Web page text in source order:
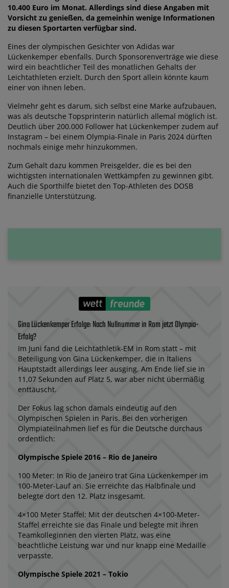
10.400 Euro im Monat. Allerdings sind diese Angaben mit
Vorsicht zu genießen, da gemeinhin wenige Informationen
zu diesen Sportarten verfügbar sind.
Eines der olympischen Gesichter von Adidas war
Lückenkemper ebenfalls. Durch Sponsorenverträge wie diese
wird ein beachtlicher Teil des monatlichen Gehalts der
Leichtathleten erzielt. Durch den Sport allein könnte kaum
einer von ihnen leben.
Vielmehr geht es darum, sich selbst eine Marke aufzubauen,
was als deutsche Topsprinterin natürlich allemal möglich ist.
Deutlich über 200.000 Follower hat Lückenkemper zudem auf
Instagram – bei einem Olympia-Finale in Paris 2024 dürften
nochmals einige mehr hinzukommen.
Zum Gehalt dazu kommen Preisgelder, die es bei den
wichtigsten internationalen Wettkämpfen zu gewinnen gibt.
Auch die Sporthilfe bietet den Top-Athleten des DOSB
finanzielle Unterstützung.
Gina Lückenkemper Erfolge: Nach Nullnummer in Rom jetzt Olympia-
Erfolg?
Im Juni fand die Leichtathletik-EM in Rom statt – mit
Beteiligung von Gina Lückenkemper, die in Italiens
Hauptstadt allerdings leer ausging. Am Ende lief sie in
11,07 Sekunden auf Platz 5, war aber nicht übermäßig
enttäuscht.
Der Fokus lag schon damals eindeutig auf den
Olympischen Spielen in Paris. Bei den vorherigen
Olympiateilnahmen lief es für die Deutsche durchaus
ordentlich:
Olympische Spiele 2016 – Rio de Janeiro
100 Meter: In Rio de Janeiro trat Gina Lückenkemper im
100-Meter-Lauf an. Sie erreichte das Halbfinale und
belegte dort den 12. Platz insgesamt.
4×100 Meter Staffel: Mit der deutschen 4×100-Meter-
Staffel erreichte sie das Finale und belegte mit ihren
Teamkolleginnen den vierten Platz, was eine
beachtliche Leistung war und nur knapp eine Medaille
verpasste.
Olympische Spiele 2021 – Tokio